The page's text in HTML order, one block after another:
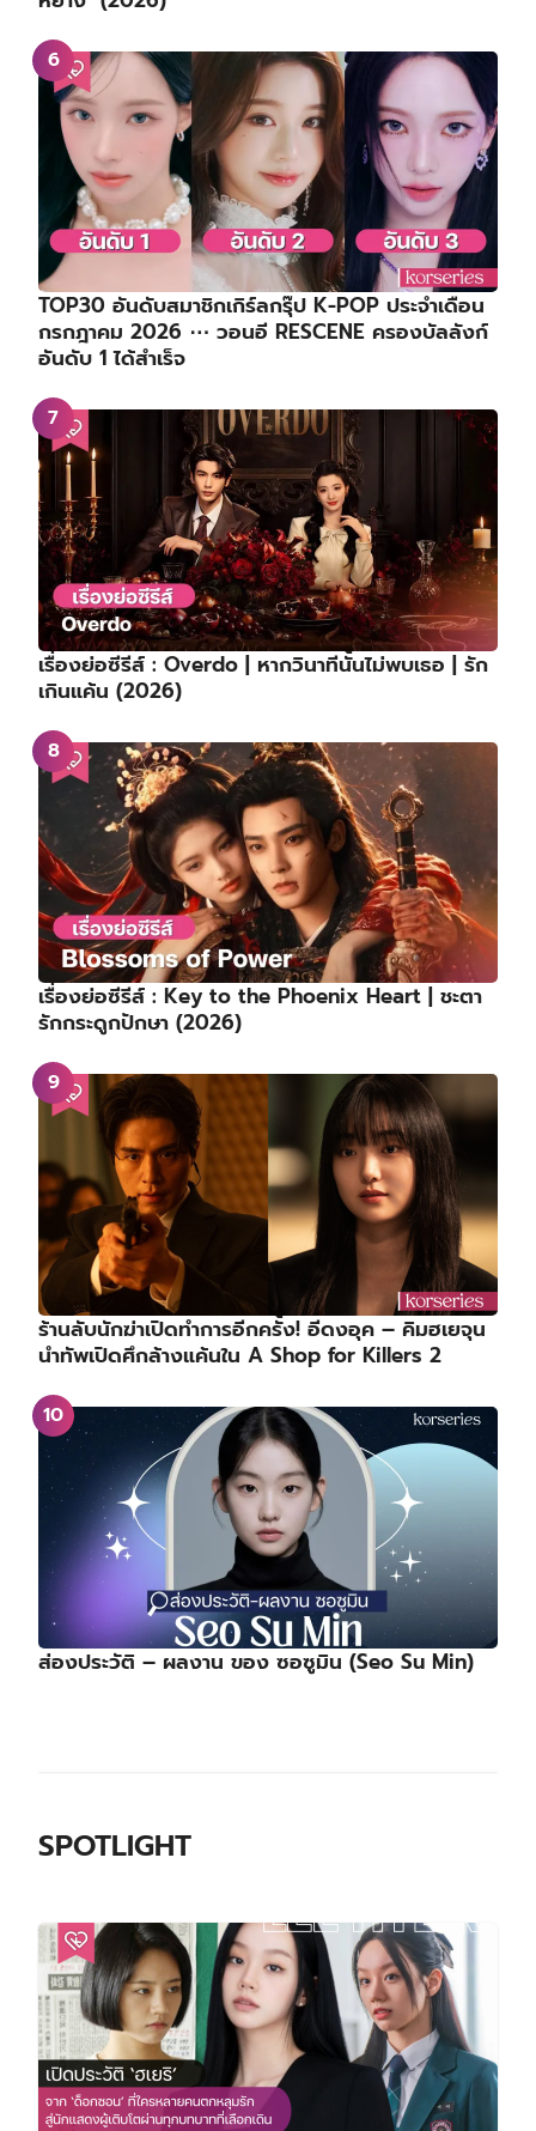
TOP30 อันดับสมาชิกเกิร์ลกรุ๊ป K-POP ประจำเดือน
กรกฎาคม 2026 ⋯ วอนอี RESCENE ครองบัลลังก์
อันดับ 1 ได้สำเร็จ
เรื่องย่อซีรีส์ : Overdo | หากวินาทีนั้นไม่พบเธอ | รัก
เกินแค้น (2026)
เรื่องย่อซีรีส์ : Key to the Phoenix Heart | ชะตา
รักกระดูกปักษา (2026)
ร้านลับนักฆ่าเปิดทำการอีกครั้ง! อีดงอุค – คิมฮเยจุน
นำทัพเปิดศึกล้างแค้นใน A Shop for Killers 2
ส่องประวัติ – ผลงาน ของ ซอซูมิน (Seo Su Min)
SPOTLIGHT